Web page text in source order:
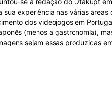
sua experiência nas várias áreas
dos videojogos em
(menos a gastronomia),
sejam essas produzidas